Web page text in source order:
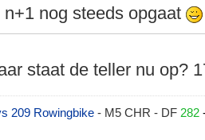
n+1 nog steeds opgaat
staat de teller nu op?
209 Rowingbike- M5 CHR - DF 282